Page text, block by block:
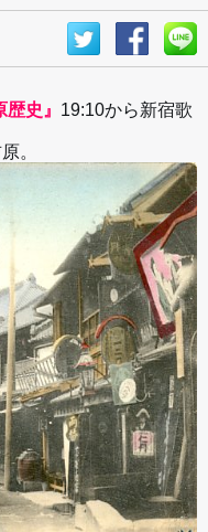
史』 19:10から新宿歌
。